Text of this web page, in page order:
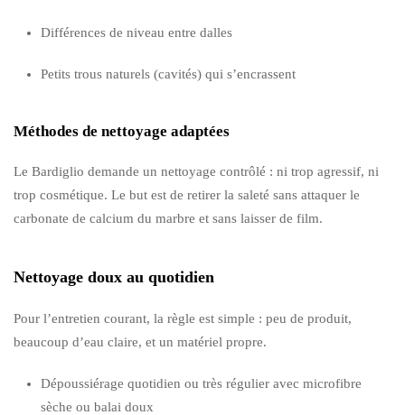
Différences de niveau entre dalles
Petits trous naturels (cavités) qui s’encrassent
Méthodes de nettoyage adaptées
Le Bardiglio demande un nettoyage contrôlé : ni trop agressif, ni
trop cosmétique. Le but est de retirer la saleté sans attaquer le
carbonate de calcium du marbre et sans laisser de film.
Nettoyage doux au quotidien
Pour l’entretien courant, la règle est simple : peu de produit,
beaucoup d’eau claire, et un matériel propre.
Dépoussiérage quotidien ou très régulier avec microfibre
sèche ou balai doux